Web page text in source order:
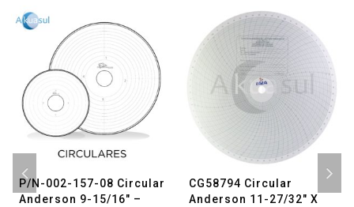
Pieza
cantidad
P/N-002-157-08 Circular
Anderson 9-15/16″ –
CG58794 Circular
Anderson 11-27/32″ X